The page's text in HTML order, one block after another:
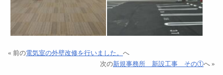
« 前の電気室の外壁改修を行いました。 へ
次の新規事務所 新設工事 その①へ »